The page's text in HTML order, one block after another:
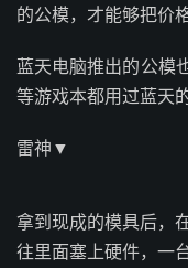
的公模，才能够把价
蓝天电脑推出的公模
等游戏本都用过蓝天
雷神▼
拿到现成的模具后，
往里面塞上硬件，一